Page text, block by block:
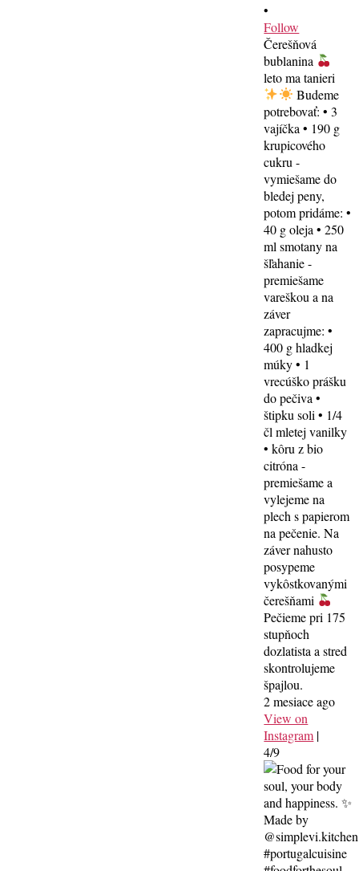
•
Follow
Čerešňová
bublanina
leto ma tanieri
Budeme
potrebovať: • 3
vajíčka • 190 g
krupicového
cukru -
vymiešame do
bledej peny,
potom pridáme: •
40 g oleja • 250
ml smotany na
šľahanie -
premiešame
vareškou a na
záver
zapracujme: •
400 g hladkej
múky • 1
vrecúško prášku
do pečiva •
štipku soli • 1/4
čl mletej vanilky
• kôru z bio
citróna -
premiešame a
vylejeme na
plech s papierom
na pečenie. Na
záver nahusto
posypeme
vykôstkovanými
čerešňami
Pečieme pri 175
stupňoch
dozlatista a stred
skontrolujeme
špajlou.
2 mesiace ago
View on
Instagram |
4/9